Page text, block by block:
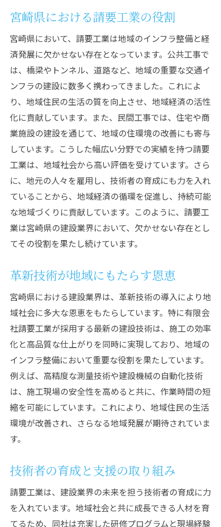
宮崎県における請要工業の役割
宮崎県において、請要工業は地域のインフラ整備と経
済発展に欠かせない存在となっています。公共工事で
は、橋梁やトンネル、道路など、地域の重要な交通イ
ンフラの建設に数多く携わってきました。これによ
り、地域住民の生活の質を向上させ、地域経済の活性
化に貢献しています。また、民間工事では、住宅や商
業施設の建設を通じて、地域の住環境の改善にも寄与
しています。こうした幅広い分野での実績を持つ請要
工業は、地域社会から高い評価を受けています。さら
に、地元の人々を雇用し、技術者の育成にも力を入れ
ていることから、地域経済の循環を促進し、持続可能
な地域づくりに貢献しています。このように、請要工
業は宮崎県の建設業界において、欠かせない存在とし
てその役割を果たし続けています。
革新技術が地域にもたらす恩恵
宮崎県における建設業界は、革新技術の導入により地
域社会に多大な恩恵をもたらしています。特に有限会
社請要工業が採用する最新の建設技術は、施工の効率
化と高品質な仕上がりを同時に実現しており、地域の
インフラ整備において重要な役割を果たしています。
例えば、高精度な測量技術や建設機械の自動化技術
は、施工現場の安全性を高めると共に、作業時間の短
縮を可能にしています。これにより、地域住民の生活
環境が改善され、さらなる地域発展が期待されていま
す。
技術者の育成と支援の取り組み
請要工業は、建設業界の未来を担う技術者の育成に力
を入れています。地域社会と共に成長できる人材を育
てるため、同社は充実した研修プログラムと現場経験